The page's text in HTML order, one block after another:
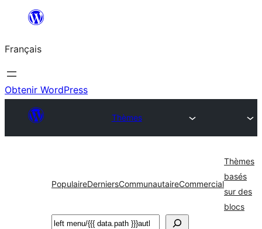
contenu
Français
Obtenir WordPress
Thèmes
PopulaireDerniersCommunautaireCommercial
Thèmes
basés
sur des
blocs
Rechercher